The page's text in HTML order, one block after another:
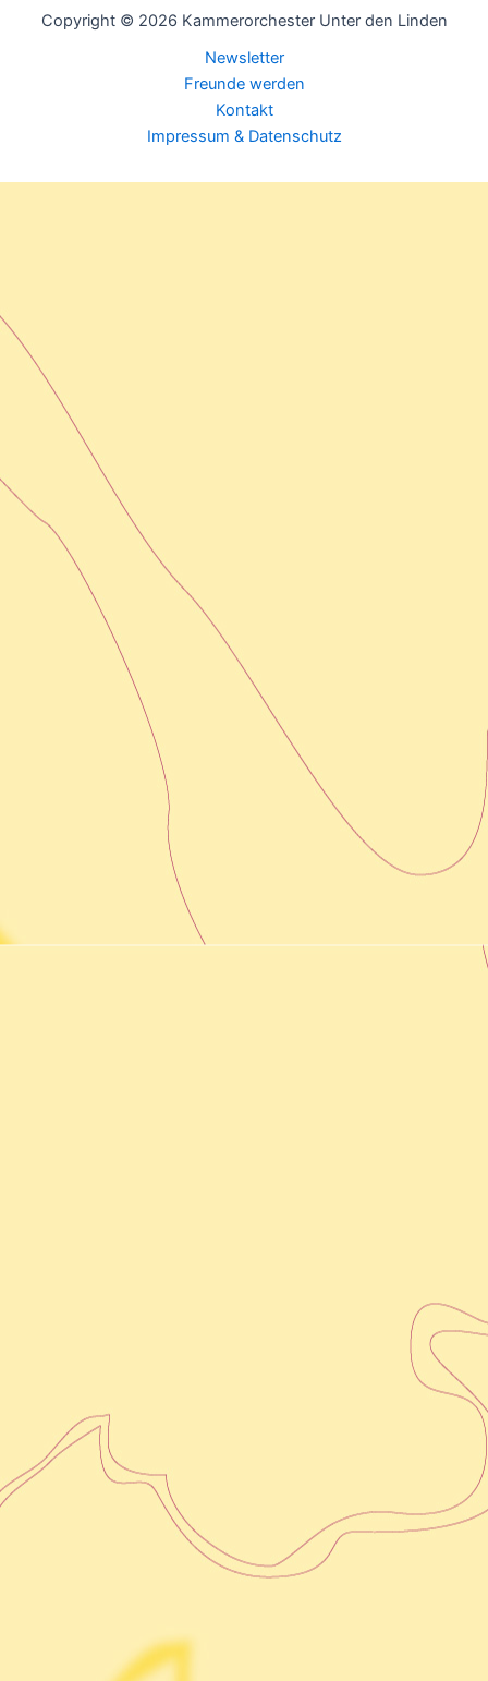
Copyright © 2026 Kammerorchester Unter den Linden
Newsletter
Freunde werden
Kontakt
Impressum & Datenschutz